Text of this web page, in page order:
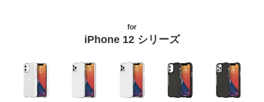
for
iPhone 12 シリーズ